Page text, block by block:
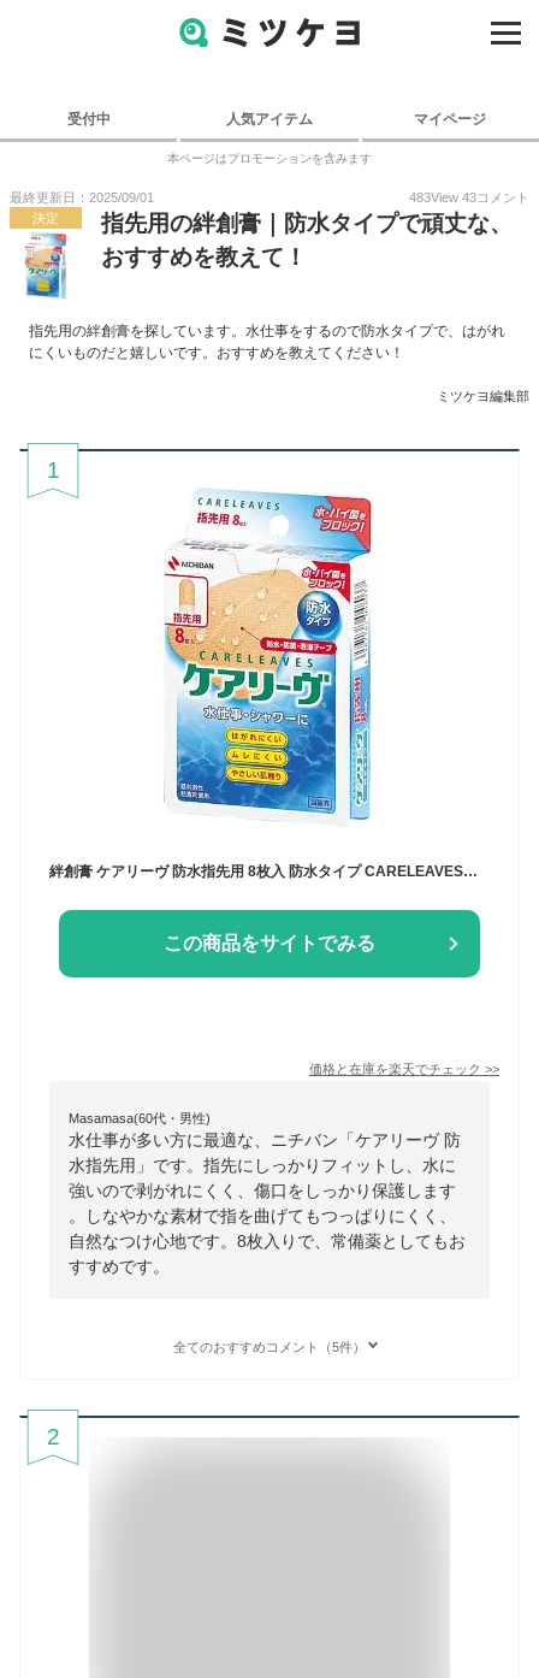
受付中 人気アイテム マイページ
本ページはプロモーションを含みます
最終更新日：2025/09/01 483View 43コメント
決定
指先用の絆創膏｜防水タイプで頑丈な、
おすすめを教えて！
指先用の絆創膏を探しています。水仕事をするので防水タイプで、はがれ
にくいものだと嬉しいです。おすすめを教えてください！
ミツケヨ編集部
1
絆創膏 ケアリーヴ 防水指先用 8枚入 防水タイプ CARELEAVES ニチバン
この商品をサイトでみる
価格と在庫を楽天でチェック >>
Masamasa(60代・男性)
水仕事が多い方に最適な、ニチバン「ケアリーヴ 防
水指先用」です。指先にしっかりフィットし、水に
強いので剥がれにくく、傷口をしっかり保護します
。しなやかな素材で指を曲げてもつっぱりにくく、
自然なつけ心地です。8枚入りで、常備薬としてもお
すすめです。
全てのおすすめコメント（5件）
2